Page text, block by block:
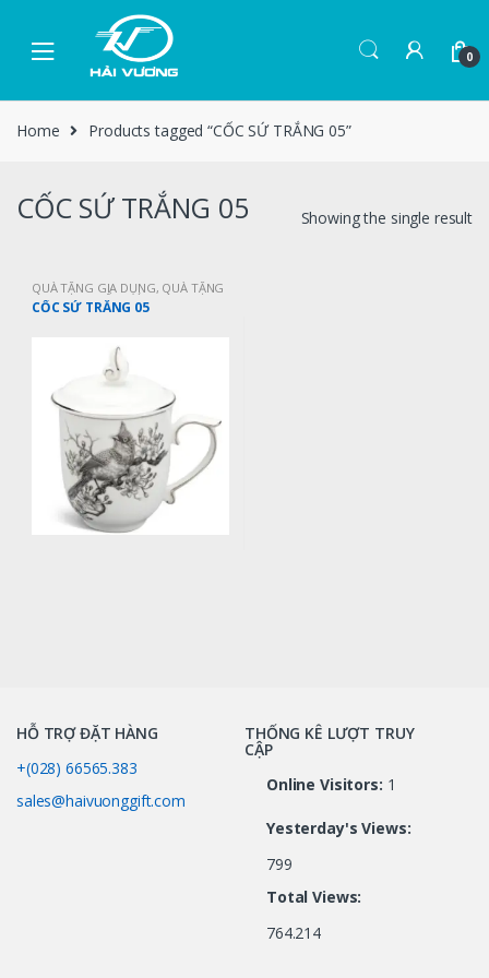
0
Home Products tagged “CỐC SỨ TRẮNG 05”
CỐC SỨ TRẮNG 05 Showing the single result
QUÀ TẶNG GIA DỤNG, QUÀ TẶNG
GIA DỤNG GỐM SỨ
CỐC SỨ TRẮNG 05
HỖ TRỢ ĐẶT HÀNG
+(028) 66565.383
sales@haivuonggift.com
THỐNG KÊ LƯỢT TRUY
CẬP
Online Visitors: 1
Yesterday's Views:
799
Total Views:
764.214